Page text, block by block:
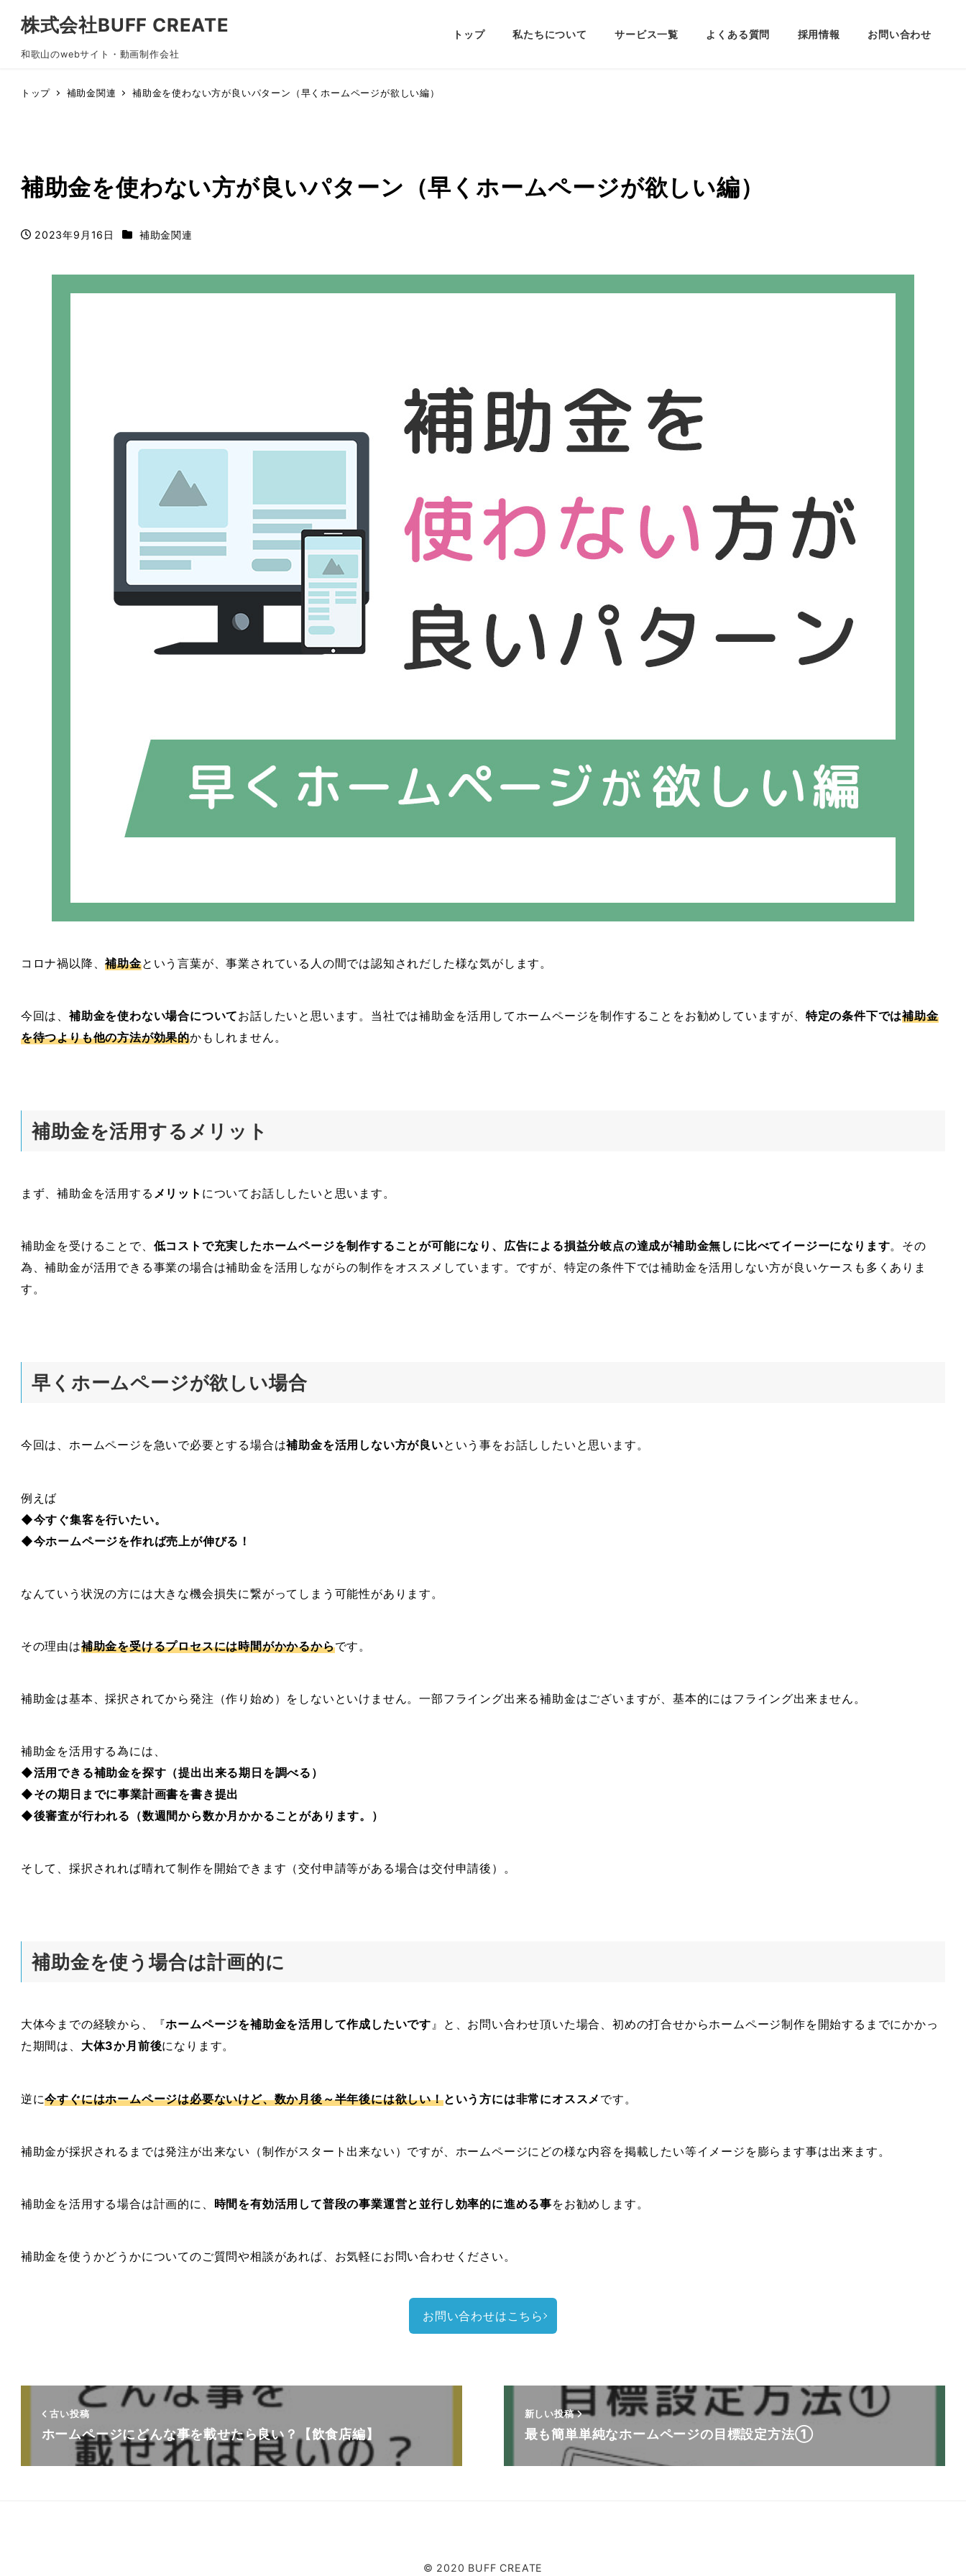
株式会社BUFF CREATE
和歌山のwebサイト・動画制作会社
トップ 私たちについて サービス一覧 よくある質問 採用情報 お問い合わせ
トップ 補助金関連 補助金を使わない方が良いパターン（早くホームページが欲しい編）
補助金を使わない方が良いパターン（早くホームページが欲しい編）
投稿日
2023年9月16日 ブログカテゴリ
補助金関連
コロナ禍以降、補助金という言葉が、事業されている人の間では認知されだした様な気がします。
今回は、 補助金を使わない場合についてお話したいと思います。当社では補助金を活用してホームページを制作することをお勧めしていますが、 特定の条件下では補助金
を待つよりも他の方法が効果的かもしれません。
補助金を活用するメリット
まず、補助金を活用する メリット についてお話ししたいと思います。
補助金を受けることで、 低コストで充実したホームページを制作することが可能になり、広告による損益分岐点の達成が補助金無しに比べてイージーになります。その
為、補助金が活用できる事業の場合は補助金を活用しながらの制作をオススメしています。ですが、特定の条件下では補助金を活用しない方が良いケースも多くありま
す。
早くホームページが欲しい場合
今回は、ホームページを急いで必要とする場合は補助金を活用しない方が良いという事をお話ししたいと思います。
例えば
◆今すぐ集客を行いたい。
◆今ホームページを作れば売上が伸びる！
なんていう状況の方には大きな機会損失に繋がってしまう可能性があります。
その理由は補助金を受けるプロセスには時間がかかるからです。
補助金は基本、採択されてから発注（作り始め）をしないといけません。一部フライング出来る補助金はございますが、基本的にはフライング出来ません。
補助金を活用する為には、
◆活用できる補助金を探す（提出出来る期日を調べる）
◆その期日までに事業計画書を書き提出
◆後審査が行われる（数週間から数か月かかることがあります。）
そして、採択されれば晴れて制作を開始できます（交付申請等がある場合は交付申請後）。
補助金を使う場合は計画的に
大体今までの経験から、『ホームページを補助金を活用して作成したいです』と、お問い合わせ頂いた場合、初めの打合せからホームページ制作を開始するまでにかかっ
た期間は、 大体3か月前後になります。
逆に今すぐにはホームページは必要ないけど、数か月後～半年後には欲しい！という方には非常にオススメ です。
補助金が採択されるまでは発注が出来ない（制作がスタート出来ない）ですが、ホームページにどの様な内容を掲載したい等イメージを膨らます事は出来ます。
補助金を活用する場合は計画的に、 時間を有効活用して普段の事業運営と並行し効率的に進める事をお勧めします。
補助金を使うかどうかについてのご質問や相談があれば、お気軽にお問い合わせください。
お問い合わせはこちら
古い投稿
ホームページにどんな事を載せたら良い？【飲食店編】
新しい投稿
最も簡単単純なホームページの目標設定方法①
© 2020 BUFF CREATE